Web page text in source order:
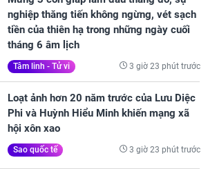
nghiệp thăng tiến không ngừng, vét sạch
tiền của thiên hạ trong những ngày cuối
tháng 6 âm lịch
Tâm linh - Tử vi 3 giờ 23 phút trước
Loạt ảnh hơn 20 năm trước của Lưu Diệc
Phi và Huỳnh Hiểu Minh khiến mạng xã
hội xôn xao
Sao quốc tế 3 giờ 23 phút trước